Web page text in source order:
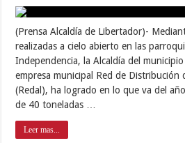
(Prensa Alcaldía de Libertador)-
realizadas a cielo abierto en las
Independencia, la Alcaldía del
empresa municipal Red de Distribución
(Redal), ha logrado en lo que va del
de 40 toneladas …
Leer mas...